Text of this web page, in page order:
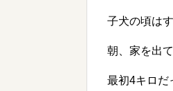
子犬の頃は
朝、家を出
最初4キロだ